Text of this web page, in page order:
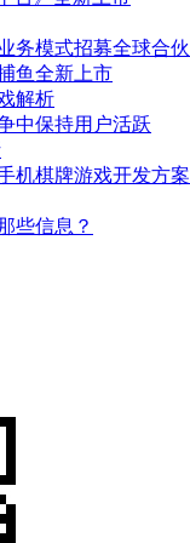
务模式招募全球合
鱼全新上市
解析
中保持用户活跃
机棋牌游戏开发方
些信息？